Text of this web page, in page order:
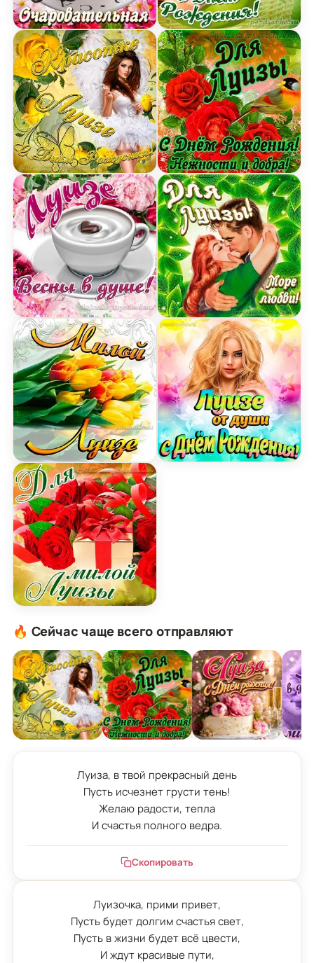
Открытка очаровательной Луизе с Днем
Картинка красотке Луизе с Днем рождения с
Открытка Луизе на День Рождения с
Картинка милой Луизе с днем Рождения с
Картинка для милой Луизы с подарком и розами
Открытка Луизе от
Открытка для Луизы с
Открытка с Днем
Открытка Луизе от
🔥 Сейчас чаще всего отправляют
Луиза, в твой прекрасный день
Пусть исчезнет грусти тень!
Желаю радости, тепла
И счастья полного ведра.
Скопировать
Луизочка, прими привет,
Пусть будет долгим счастья свет,
Пусть в жизни будет всё цвести,
И ждут красивые пути,